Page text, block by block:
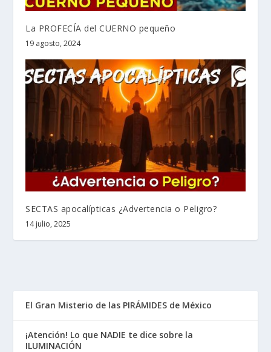
La PROFECÍA del CUERNO pequeño
19 agosto, 2024
SECTAS apocalípticas ¿Advertencia o Peligro?
14 julio, 2025
El Gran Misterio de las PIRÁMIDES de México
¡Atención! Lo que NADIE te dice sobre la
ILUMINACIÓN